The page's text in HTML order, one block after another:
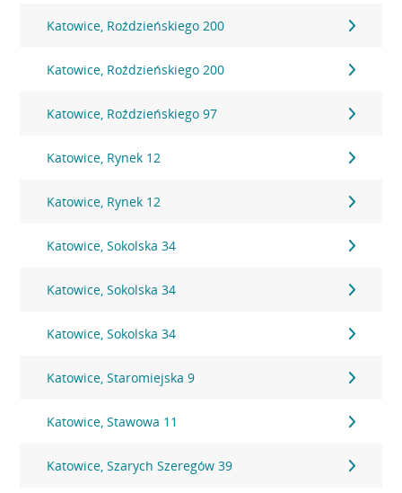
Katowice, Roździeńskiego 200
Katowice, Roździeńskiego 200
Katowice, Roździeńskiego 97
Katowice, Rynek 12
Katowice, Rynek 12
Katowice, Sokolska 34
Katowice, Sokolska 34
Katowice, Sokolska 34
Katowice, Staromiejska 9
Katowice, Stawowa 11
Katowice, Szarych Szeregów 39